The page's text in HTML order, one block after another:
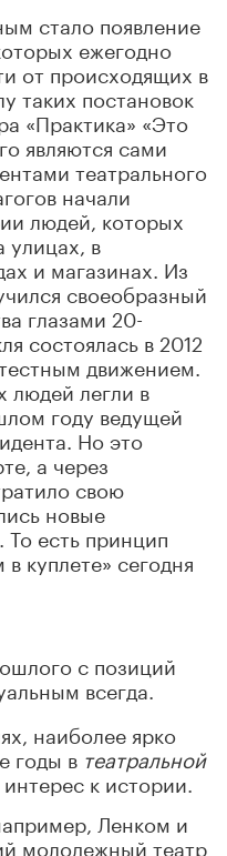
стало появление
ежегодно
от происходящих в
таких постановок
«Практика» «Это
являются сами
театрального
начали
людей, которых
улицах, в
и магазинах. Из
своеобразный
глазами 20-
состоялась в 2012
движением.
людей легли в
году ведущей
Но это
а через
свою
новые
есть принцип
куплете» сегодня
с позиций
всегда.
наиболее ярко
годы в театральной
к истории.
Ленком и
молодежный театр